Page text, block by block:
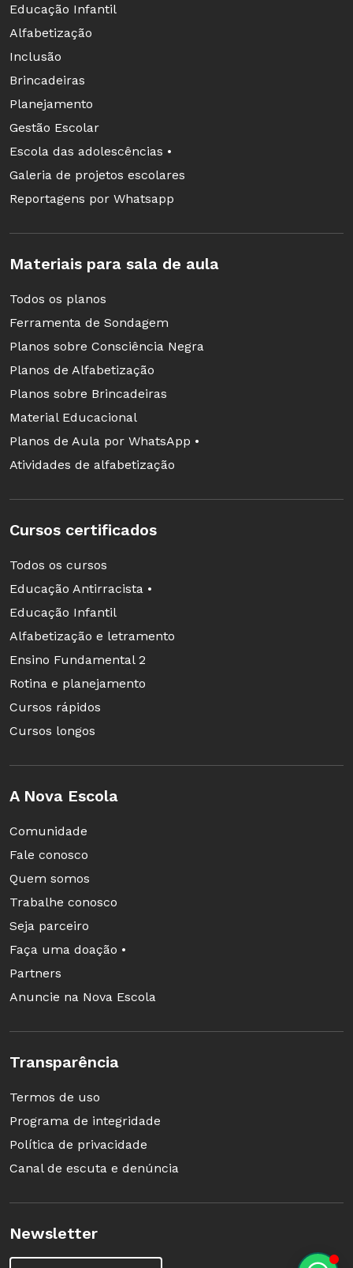
Educação Infantil
Alfabetização
Inclusão
Brincadeiras
Planejamento
Gestão Escolar
Escola das adolescências •
Galeria de projetos escolares
Reportagens por Whatsapp
Materiais para sala de aula
Todos os planos
Ferramenta de Sondagem
Planos sobre Consciência Negra
Planos de Alfabetização
Planos sobre Brincadeiras
Material Educacional
Planos de Aula por WhatsApp •
Atividades de alfabetização
Cursos certificados
Todos os cursos
Educação Antirracista •
Educação Infantil
Alfabetização e letramento
Ensino Fundamental 2
Rotina e planejamento
Cursos rápidos
Cursos longos
A Nova Escola
Comunidade
Fale conosco
Quem somos
Trabalhe conosco
Seja parceiro
Faça uma doação •
Partners
Anuncie na Nova Escola
Transparência
Termos de uso
Programa de integridade
Política de privacidade
Canal de escuta e denúncia
Newsletter